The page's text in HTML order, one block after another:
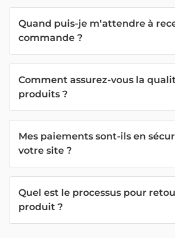
Quand puis-je m'attendre à
commande ?
Comment assurez-vous la
produits ?
Mes paiements sont-ils en
votre site ?
Quel est le processus pour
produit ?